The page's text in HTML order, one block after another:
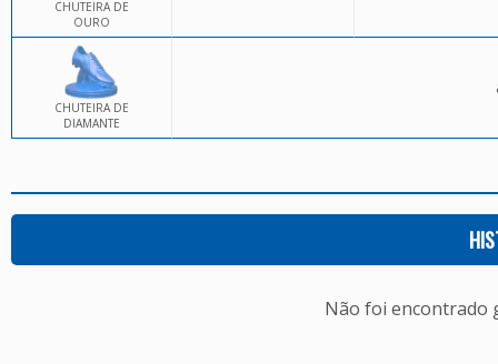
CHUTEIRA DE
OURO
CHUTEIRA DE
DIAMANTE
Não foi encontrado